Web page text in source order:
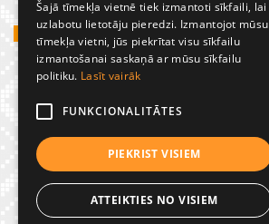
GADĪJUMBILDES
Šajā tīmekļa vietnē tiek izmantoti sīkfaili, lai
uzlabotu lietotāju pieredzi. Izmantojot mūsu
tīmekļa vietni, jūs piekrītat visu sīkfailu
izmantošanai saskaņā ar mūsu sīkfailu
politiku. Lasīt vairāk
FUNKCIONALITĀTES
PIEKRIST VISIEM
ATTEIKTIES NO VISIEM